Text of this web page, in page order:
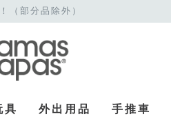
（部分品除外）
具 外出用品 手推車